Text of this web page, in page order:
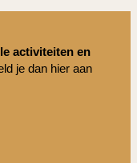
activiteiten en
je dan hier aan